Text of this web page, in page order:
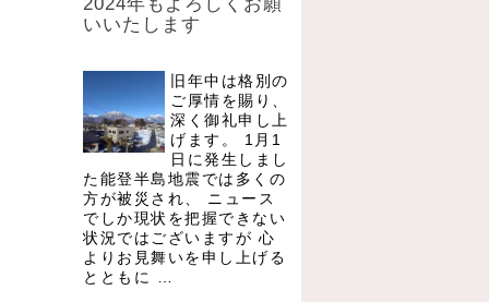
いいたします
旧年中は格別の
ご厚情を賜り、
深く御礼申し上
げます。 1月1
日に発生しまし
た能登半島地震では多くの
方が被災され、 ニュース
でしか現状を把握できない
状況ではございますが 心
よりお見舞いを申し上げる
とともに …